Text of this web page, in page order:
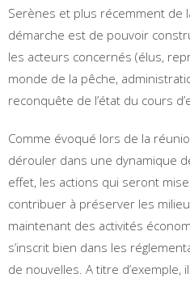
Serènes et plus récemment de
démarche est de pouvoir
les acteurs concernés (élus,
monde de la pêche,
reconquête de l’état du cours
Comme évoqué lors de la
dérouler dans une dynamique
effet, les actions qui seront
contribuer à préserver les
maintenant des activités
s’inscrit bien dans les
de nouvelles. A titre d’exemple,